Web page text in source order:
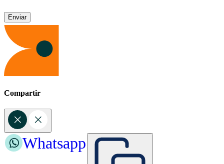
Compartir
Whatsapp